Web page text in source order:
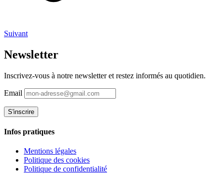
Suivant
Newsletter
Inscrivez-vous à notre newsletter et restez informés au quotidien.
Email
Infos pratiques
Mentions légales
Politique des cookies
Politique de confidentialité